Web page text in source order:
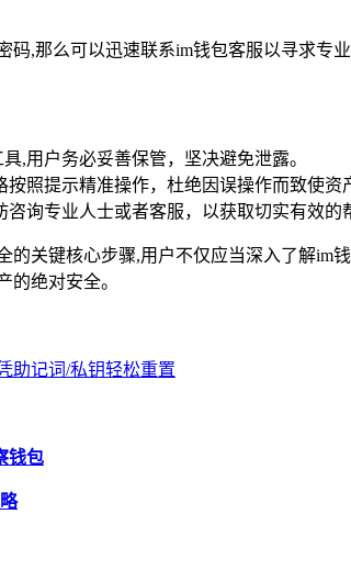
,那么可以迅速联系im钱包客服以寻求专
,用户务必妥善保管，坚决避免泄露。
照提示精准操作，杜绝因误操作而致使资
询专业人士或者客服，以获取切实有效的
的关键核心步骤,用户不仅应当深入了解im
的绝对安全。
助记词/私钥轻松重置
钱包